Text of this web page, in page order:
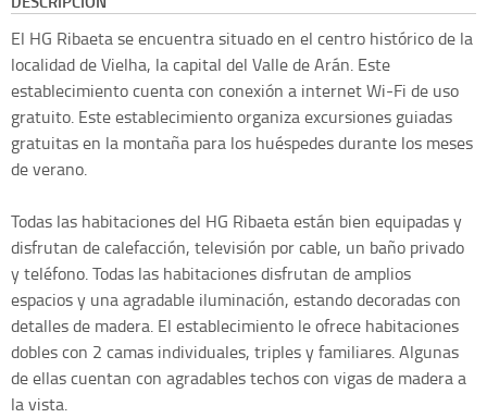
El HG Ribaeta se encuentra situado en el centro histórico de la
localidad de Vielha, la capital del Valle de Arán. Este
establecimiento cuenta con conexión a internet Wi-Fi de uso
gratuito. Este establecimiento organiza excursiones guiadas
gratuitas en la montaña para los huéspedes durante los meses
de verano.
Todas las habitaciones del HG Ribaeta están bien equipadas y
disfrutan de calefacción, televisión por cable, un baño privado
y teléfono. Todas las habitaciones disfrutan de amplios
espacios y una agradable iluminación, estando decoradas con
detalles de madera. El establecimiento le ofrece habitaciones
dobles con 2 camas individuales, triples y familiares. Algunas
de ellas cuentan con agradables techos con vigas de madera a
la vista.